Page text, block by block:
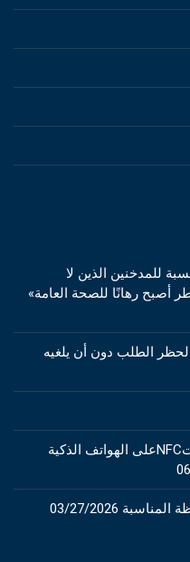
للمدخنين الذين لا
أصبح رهانًا للصحة العامة»
الطلب دون أن يلغيه
كاسبرسكي تكشف عن ارتفاع هجماتNFCعلى الهواتف الذكية
03/27/2026